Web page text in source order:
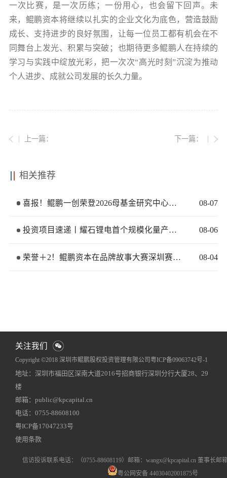
一次比赛，是一次历练；一份用心，也会留下回声。未
来，鲲鹏资本将继续以扎实的企业文化为底色，营造鼓励
成长、支持进步的良好氛围，让每一位员工都有机会在不
同舞台上发光、积累与突破；也期待更多鲲鹏人在持续的
学习与实践中绽放光彩，把一次次“高光时刻”沉淀为推动
个人进步、成就公司发展的长久力量。
上一篇： 下一篇：
相关推荐
喜报！鲲鹏一创荣登2026母基金研究中心两大榜单 08-07
投资项目速递丨耀石锂电首个规模化量产基地签约落地 08-06
荣誉＋2！鲲鹏资本在品牌故事大赛深圳赛区再获佳绩 08-04
关注我们
Copyright ©2018 深圳市鲲鹏股权投资管理有限公司 粤ICP备09063742号-1
网站地图犀牛云提供企业云服务
地址：深圳市福田区深南大道2016号招商银行深圳分行大厦28、29
楼
邮箱：public@kpcapital.cn
电话：0755-88608100
粤ICP备17047233号
使用条款
信访投诉联系电话：（0755-88608119）
邮箱：wangx@kpcapital.cn 董事长邮
粤公网安备 44030402001875号